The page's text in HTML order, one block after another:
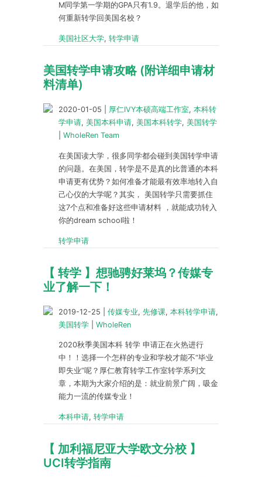
M同学第一学期的GPA只有1.9。退学后的他，如
何重新转学回美国名校？
美国社区大学, 转学申请
美国转学申请攻略 (附详细申请材
料清单)
2020-01-05 厚仁IVY本硕高端工作室, 本科转
学申请, 美国本科申请, 美国本科转学, 美国转学
WholeRen Team
在美国读大学，很多同学都会碰到美国转学申请
的问题。在美国，转学是不是真的比普通的本科
申请更有优势？如何准备才能最有效率地转入自
己心仪的大学呢？其实， 美国转学只需要抓住
这7个点和准备好这些申请材料 ，就能成功转入
你的dream school啦！
转学申请
【 转学 】想驰骋好莱坞？传媒专
业了解一下！
2019-12-25 传媒专业, 先修课, 本科转学申请,
美国转学
WholeRen
2020秋季美国本科 转学 申请正在火热进行
中！！选择一个怎样的专业和学校才能不“毕业
即失业”呢？厚仁教育转学工作室转学系列文
章，本期为大家介绍的是：就业前景广阔，吸金
能力一流的传媒专业！
本科申请, 转学申请
【 加利福尼亚大学欧文分校 】
UCI转学指南